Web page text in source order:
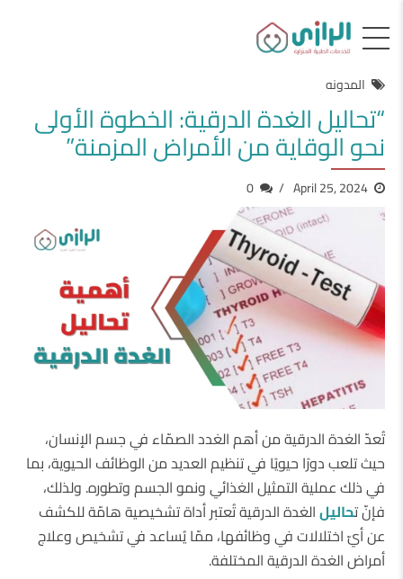
المدونه
“تحاليل الغدة الدرقية: الخطوة الأولى
نحو الوقاية من الأمراض المزمنة”
April 25, 2024
0
تُعدّ الغدة الدرقية من أهم الغدد الصمّاء في جسم الإنسان،
حيث تلعب دورًا حيويًا في تنظيم العديد من الوظائف الحيوية، بما
في ذلك عملية التمثيل الغذائي ونمو الجسم وتطوره. ولذلك،
فإنّ تحاليلالغدة الدرقية تُعتبر أداة تشخيصية هامّة للكشف
عن أيّ اختلالات في وظائفها، ممّا يُساعد في تشخيص وعلاج
أمراض الغدة الدرقية المختلفة.